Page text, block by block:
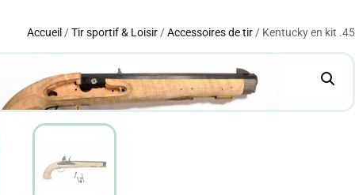
Accueil /Tir sportif & Loisir /Accessoires de tir / Kentucky en kit .45